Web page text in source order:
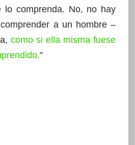
lo comprenda. No, no hay
a un hombre –
como si ella misma fuese
”